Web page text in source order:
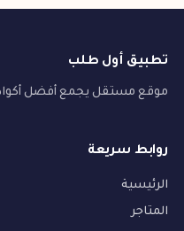
تطبيق أول طلب
موقع مستقل يجمع أفضل
روابط سريعة
الرئيسية
المتاجر